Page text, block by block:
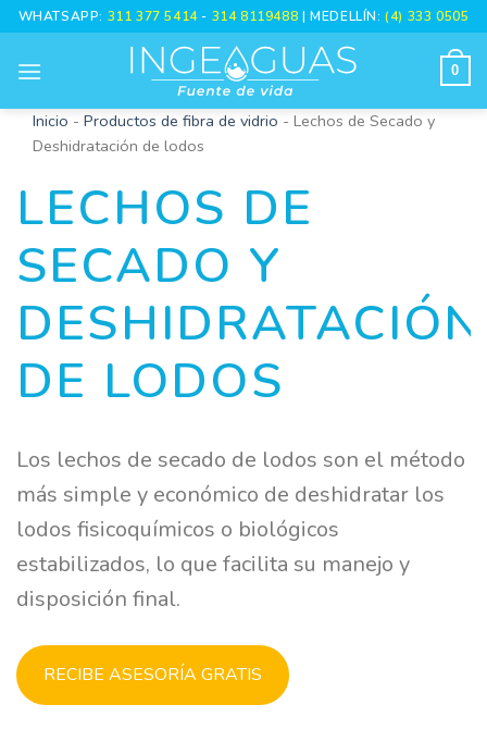
Skip
to
content
WHATSAPP: 311 377 5414- 314 8119488 | MEDELLÍN:(4) 333 0505
0
Inicio - Productos de fibra de vidrio - Lechos de Secado y
Deshidratación de lodos
LECHOS DE
SECADO Y
DESHIDRATACIÓN
DE LODOS
Los lechos de secado de lodos son el método
más simple y económico de deshidratar los
lodos fisicoquímicos o biológicos
estabilizados, lo que facilita su manejo y
disposición final.
RECIBE ASESORÍA GRATIS